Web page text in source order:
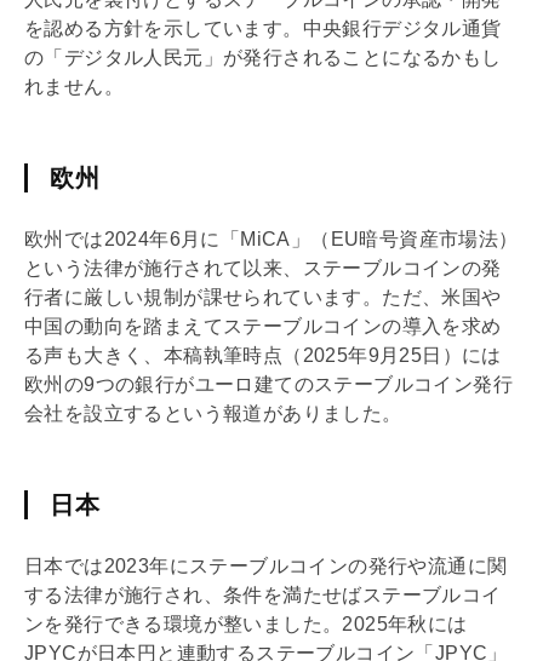
を認める方針を示しています。中央銀行デジタル通貨
の「デジタル人民元」が発行されることになるかもし
れません。
欧州
欧州では2024年6月に「MiCA」（EU暗号資産市場法）
という法律が施行されて以来、ステーブルコインの発
行者に厳しい規制が課せられています。ただ、米国や
中国の動向を踏まえてステーブルコインの導入を求め
る声も大きく、本稿執筆時点（2025年9月25日）には
欧州の9つの銀行がユーロ建てのステーブルコイン発行
会社を設立するという報道がありました。
日本
日本では2023年にステーブルコインの発行や流通に関
する法律が施行され、条件を満たせばステーブルコイ
ンを発行できる環境が整いました。2025年秋には
JPYCが日本円と連動するステーブルコイン「JPYC」